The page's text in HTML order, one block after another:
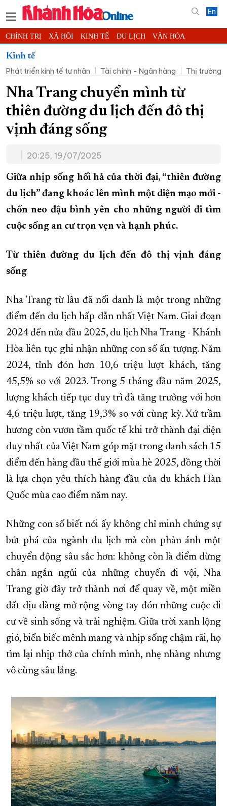
En
CHÍNH TRỊ XÃ HỘI KINH TẾ DU LỊCH VĂN HÓA
THỂ THAO
KHOA HỌC - CÔNG NGHỆ PHÁP LUẬT BẠN ĐỌC PHÓNG SỰ
THẾ GIỚI MULTIMEDIA VIDEO ĐỌC BÁO ONLINE
PODCAST THÔNG TIN - QUẢNG CÁO
QUY HOẠCH TỈNH KHÁNH HÒA
CHUNG TAY CẢI CÁCH HÀNH CHÍNH
XÂY DỰNG NÔNG THÔN MỚI LỊCH CẮT ĐIỆN
TÀU - XE - MÁY BAY
KỶ NIỆM 370 NĂM XÂY DỰNG VÀ PHÁT TRIỂN TỈNH KHÁNH HÒA
KHOẢNH KHẮC ĐẸP XỨ TRẦM
ĐẠI HỘI ĐẢNG CÁC CẤP TRANG CHỦ VỀ BÁO KHÁNH HÒA
Kinh tế
Phát triển kinh tế tư nhân
Tài chính - Ngân hàng Thị trường
Nha Trang chuyển mình từ
thiên đường du lịch đến đô thị
vịnh đáng sống
20:25, 19/07/2025
Giữa nhịp sống hối hả của thời đại, “thiên đường
du lịch” đang khoác lên mình một diện mạo mới -
chốn neo đậu bình yên cho những người đi tìm
cuộc sống an cư trọn vẹn và hạnh phúc.
Từ thiên đường du lịch đến đô thị vịnh đáng
sống
Nha Trang từ lâu đã nổi danh là một trong những
điểm đến du lịch hấp dẫn nhất Việt Nam. Giai đoạn
2024 đến nửa đầu 2025, du lịch Nha Trang - Khánh
Hòa liên tục ghi nhận những con số ấn tượng. Năm
2024, tỉnh đón hơn 10,6 triệu lượt khách, tăng
45,5% so với 2023. Trong 5 tháng đầu năm 2025,
lượng khách tiếp tục duy trì đà tăng trưởng với hơn
4,6 triệu lượt, tăng 19,3% so với cùng kỳ. Xứ trầm
hương còn vươn tầm quốc tế khi trở thành đại diện
duy nhất của Việt Nam góp mặt trong danh sách 15
điểm đến hàng đầu thế giới mùa hè 2025, đồng thời
là lựa chọn yêu thích hàng đầu của du khách Hàn
Quốc mùa cao điểm năm nay.
Những con số biết nói ấy không chỉ minh chứng sự
bứt phá của ngành du lịch mà còn phản ánh một
chuyển động sâu sắc hơn: không còn là điểm dừng
chân ngắn ngủi của những chuyến đi vội, Nha
Trang giờ đây trở thành nơi để quay về, một miền
đất dịu dàng mở rộng vòng tay đón những cuộc di
cư về sinh sống và trải nghiệm. Giữa trời xanh lộng
gió, biển biếc mênh mang và nhịp sống chậm rãi, họ
tìm lại nhịp thở của chính mình, nhẹ nhàng nhưng
vô cùng sâu lắng.